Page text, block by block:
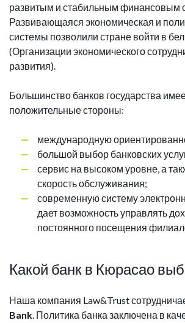
развитым и стабильным финансовым
Развивающаяся экономическая и
системы позволили стране войти в
(Организации экономического
развития).
Большинство банков государства
положительные стороны:
международную
большой выбор банковских
сервис на высоком уровне, а
скорость обслуживания;
современную систему
дает возможность управлять
постоянного посещения
Какой банк в Кюрасао
Наша компания Law&Trust
Bank. Политика банка заключена в